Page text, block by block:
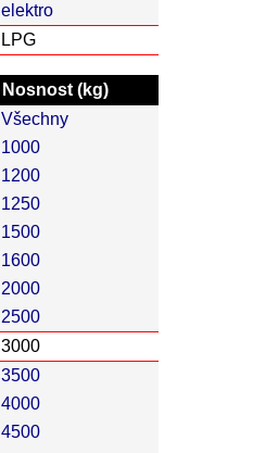
elektro
LPG
Nosnost (kg)
Všechny
1000
1200
1250
1500
1600
2000
2500
3000
3500
4000
4500